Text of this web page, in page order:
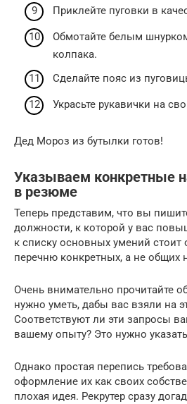
Приклейте пуговки в
Обмотайте белым
колпака.
Сделайте пояс из
Украсьте рукавички на
Дед Мороз из бутылки готов!
Указываем конкретные
в резюме
Теперь представим, что вы
должности, к которой у вас
к списку основных умений стоит
перечню конкретных, а не общих
Очень внимательно прочитайте
нужно уметь, дабы вас взяли на
Соответствуют ли эти запросы
вашему опыту? Это нужно
Однако простая перепись
оформление их как своих
плохая идея. Рекрутер сразу